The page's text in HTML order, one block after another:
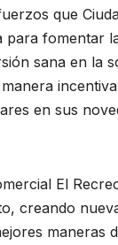
que
para fomentar
sana en la
en sus
El
creando
maneras